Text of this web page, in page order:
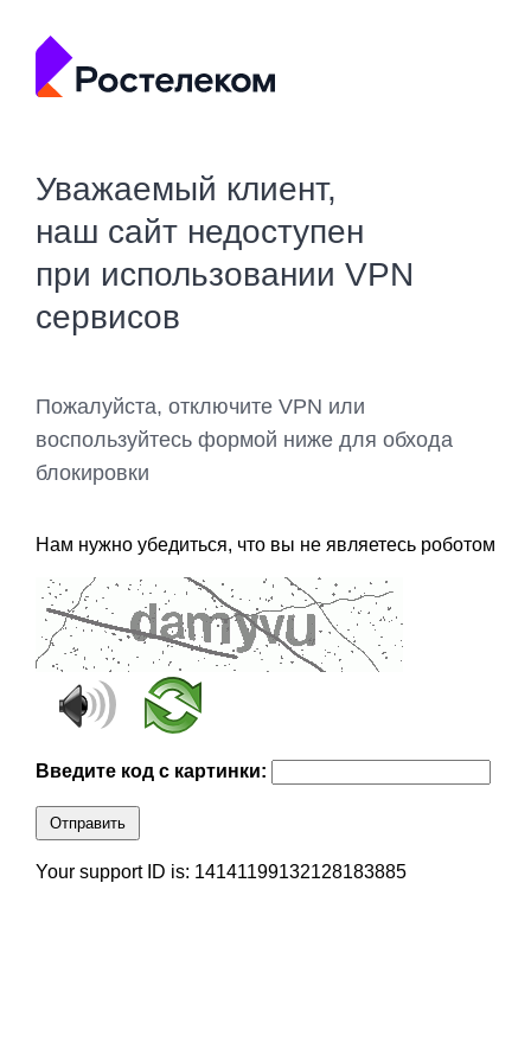
Уважаемый клиент,
наш сайт недоступен
при использовании VPN
сервисов
Пожалуйста, отключите VPN или
воспользуйтесь формой ниже для обхода
блокировки
Нам нужно убедиться, что вы не являетесь роботом
Введите код с картинки:
Отправить
Your support ID is: 14141199132128183885